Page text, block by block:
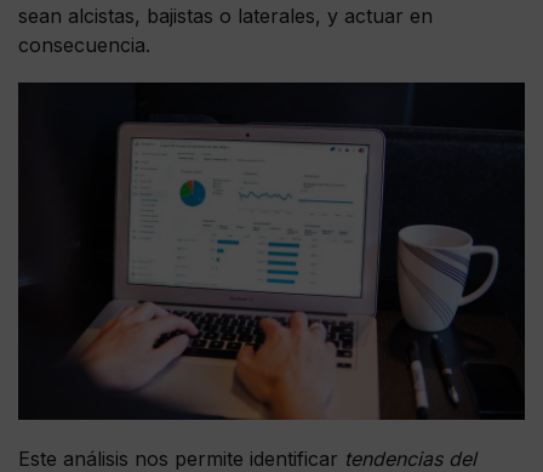
sean alcistas, bajistas o laterales, y actuar en
consecuencia.
Este análisis nos permite identificar tendencias del